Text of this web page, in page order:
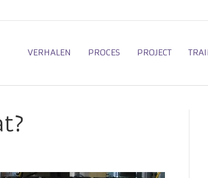
VERHALEN PROCES PROJECT